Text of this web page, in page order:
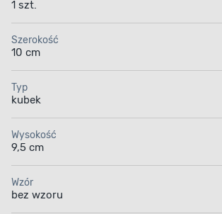
1 szt.
Szerokość
10 cm
Typ
kubek
Wysokość
9,5 cm
Wzór
bez wzoru